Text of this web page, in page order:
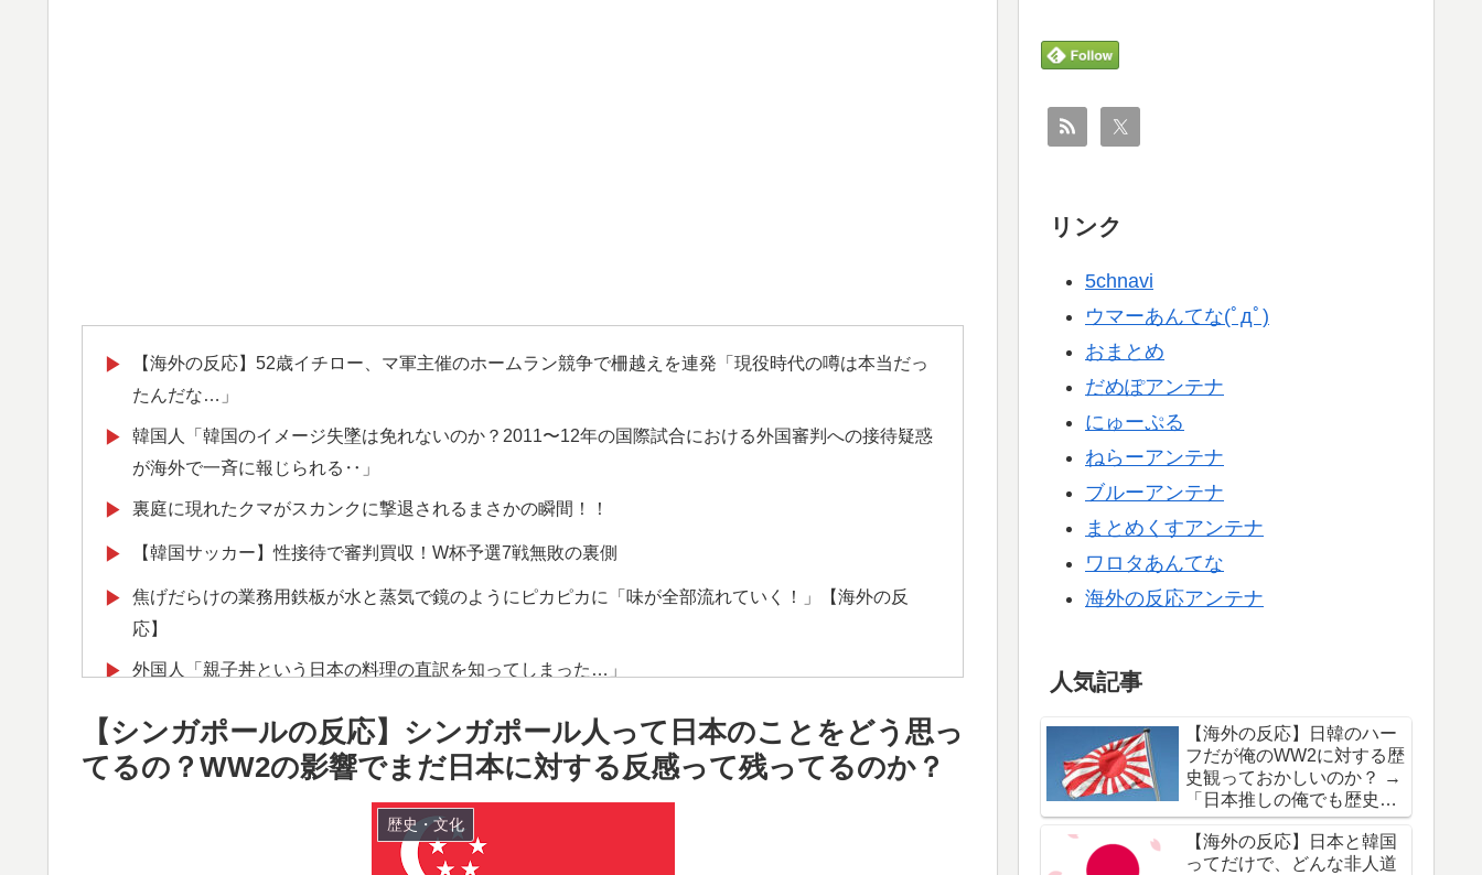
▶
【海外の反応】52歳イチロー、マ軍主催のホームラン競争で柵越えを連発「現役時代の噂は本当だっ
たんだな…」
▶
韓国人「韓国のイメージ失墜は免れないのか？2011〜12年の国際試合における外国審判への接待疑惑
が海外で一斉に報じられる‥」
▶ 裏庭に現れたクマがスカンクに撃退されるまさかの瞬間！！
▶ 【韓国サッカー】性接待で審判買収！W杯予選7戦無敗の裏側
▶
焦げだらけの業務用鉄板が水と蒸気で鏡のようにピカピカに「味が全部流れていく！」【海外の反
応】
▶ 外国人「親子丼という日本の料理の直訳を知ってしまった…」
▶
海外「今年、夏の暑さが厳しい日本でこんなものが売れてるらしい！ｗ」外国人が驚いた日本の商品
とは・・・？【海外の反応】
▶ 韓国人「織田信長の安土城の復元図と建築技術の高さに韓国人が衝撃！」→「当時の技術力に言葉を
【衝撃】韓国人「日本の軽トラ、原型どこ行った」
【シンガポールの反応】シンガポール人って日本のことをどう思っ
てるの？WW2の影響でまだ日本に対する反感って残ってるのか？
歴史・文化
リンク
5chnavi
ウマーあんてな(ﾟдﾟ)
おまとめ
だめぽアンテナ
にゅーぷる
ねらーアンテナ
ブルーアンテナ
まとめくすアンテナ
ワロタあんてな
海外の反応アンテナ
人気記事
【海外の反応】日韓のハー
フだが俺のWW2に対する歴
史観っておかしいのか？ →
「日本推しの俺でも歴史改
変は引くわ」「洗脳と不十
分な教育の賜物だな」
【海外の反応】日本と韓国
ってだけで、どんな非人道